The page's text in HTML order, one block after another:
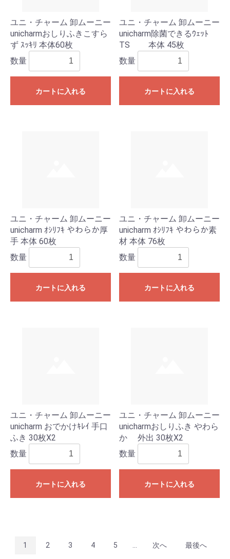
ユニ・チャーム 卸ムーニー
unicharmおしりふきこすら
ず ｽｯｷﾘ 本体60枚
数量
カートに入れる
ユニ・チャーム 卸ムーニー
unicharm除菌できるｳｪｯﾄ
TS 本体 45枚
数量
カートに入れる
ユニ・チャーム 卸ムーニー
unicharm ｵｼﾘﾌｷ やわらか厚
手 本体 60枚
数量
カートに入れる
ユニ・チャーム 卸ムーニー
unicharm ｵｼﾘﾌｷ やわらか素
材 本体 76枚
数量
カートに入れる
ユニ・チャーム 卸ムーニー
unicharm おでかけｷﾚｲ 手口
ふき 30枚X2
数量
カートに入れる
ユニ・チャーム 卸ムーニー
unicharmおしりふき やわら
か 外出 30枚X2
数量
カートに入れる
1 2 3 4 5 次へ 最後へ